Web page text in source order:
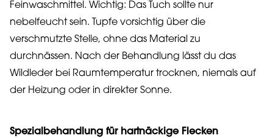
Feinwaschmittel. Wichtig: Das Tuch sollte nur
nebelfeucht sein. Tupfe vorsichtig über die
verschmutzte Stelle, ohne das Material zu
durchnässen. Nach der Behandlung lässt du das
Wildleder bei Raumtemperatur trocknen, niemals auf
der Heizung oder in direkter Sonne.
Spezialbehandlung für hartnäckige Flecken